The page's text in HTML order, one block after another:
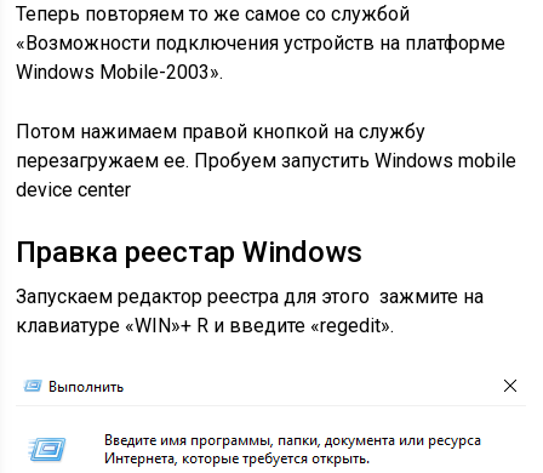
Теперь повторяем то же самое со службой
«Возможности подключения устройств на платформе
Windows Mobile-2003».
Потом нажимаем правой кнопкой на службу
перезагружаем ее. Пробуем запустить Windows mobile
device center
Правка реестар Windows
Запускаем редактор реестра для этого зажмите на
клавиатуре «WIN»+ R и введите «regedit».